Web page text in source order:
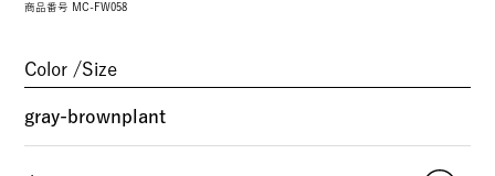
商品番号 MC-FW058
Color Size
gray-brownplant